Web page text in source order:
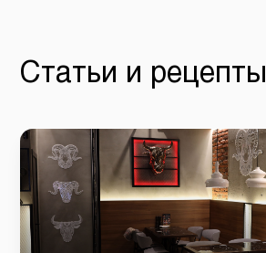
Статьи и рецепты